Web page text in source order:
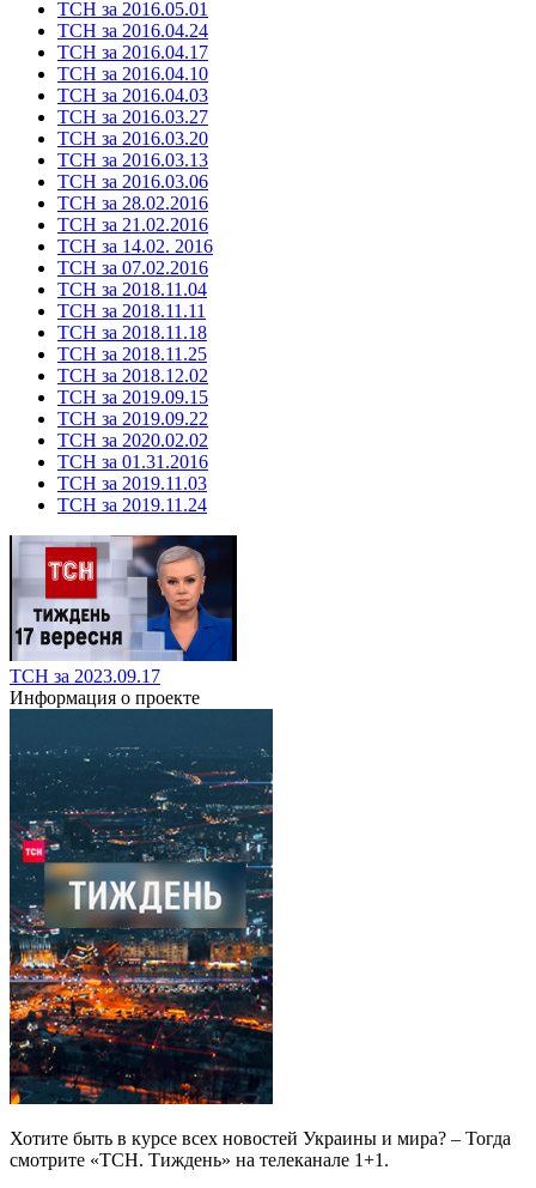
ТСН за 2016.05.01
ТСН за 2016.04.24
ТСН за 2016.04.17
ТСН за 2016.04.10
ТСН за 2016.04.03
ТСН за 2016.03.27
ТСН за 2016.03.20
ТСН за 2016.03.13
ТСН за 2016.03.06
ТСН за 28.02.2016
ТСН за 21.02.2016
ТСН за 14.02. 2016
ТСН за 07.02.2016
ТСН за 2018.11.04
ТСН за 2018.11.11
ТСН за 2018.11.18
ТСН за 2018.11.25
ТСН за 2018.12.02
ТСН за 2019.09.15
ТСН за 2019.09.22
ТСН за 2020.02.02
ТСН за 01.31.2016
ТСН за 2019.11.03
ТСН за 2019.11.24
ТСН за 2023.09.17
Информация о проекте
Хотите быть в курсе всех новостей Украины и мира? – Тогда
смотрите «ТСН. Тиждень» на телеканале 1+1.